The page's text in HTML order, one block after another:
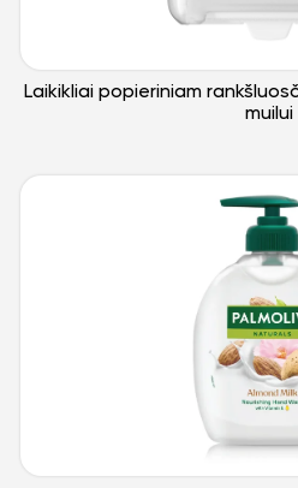
Laikikliai popieriniam
muilui